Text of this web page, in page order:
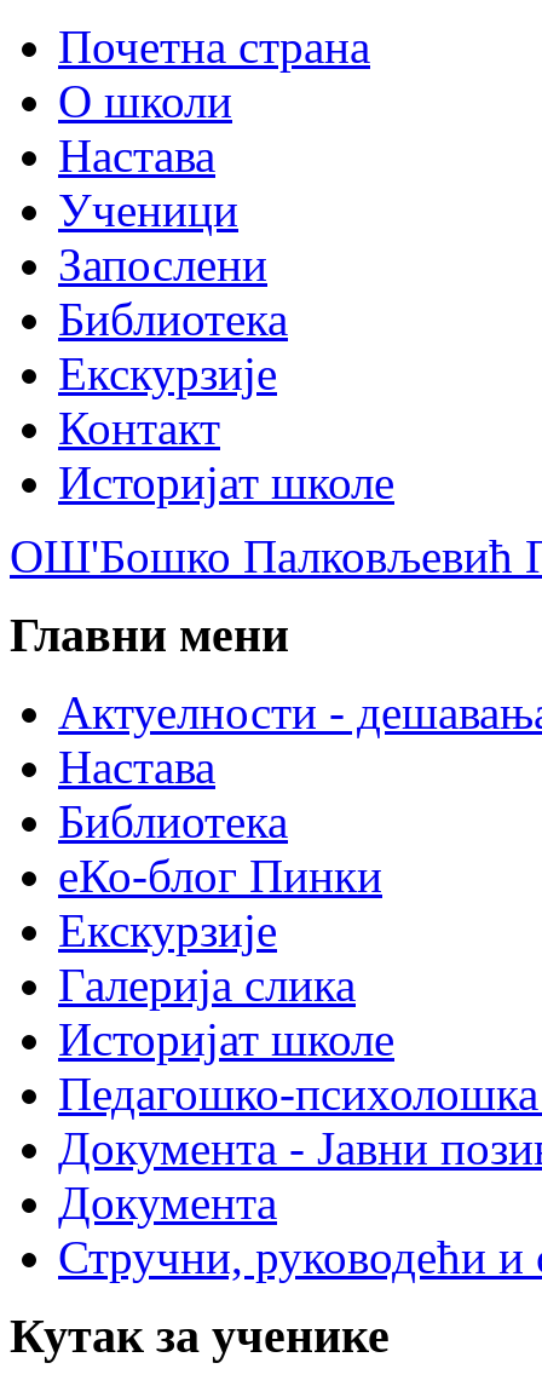
Почетна страна
О школи
Настава
Ученици
Запослени
Библиотека
Екскурзије
Контакт
Историјат школе
ОШ'Бошко Палковљевић
Главни мени
Актуелности -
Настава
Библиотека
еКо-блог Пинки
Екскурзије
Галерија слика
Историјат школе
Педагошко-психолошка
Документа - Јавни
Документа
Стручни, руководећи и
Кутак за ученике